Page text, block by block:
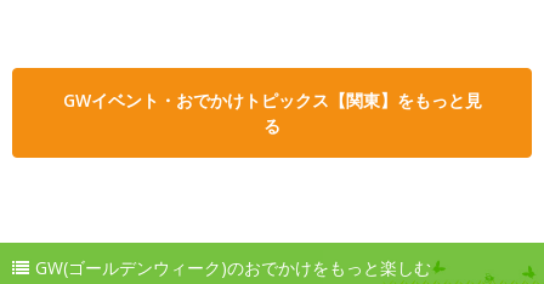
GWイベント・おでかけトピックス【関東】をもっと見
る
GW(ゴールデンウィーク)のおでかけをもっと楽しむ